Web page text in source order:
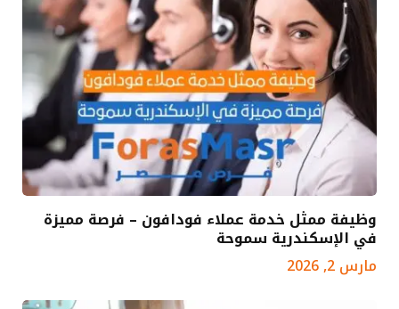
وظيفة ممثل خدمة عملاء فودافون – فرصة مميزة
في الإسكندرية سموحة
مارس 2, 2026